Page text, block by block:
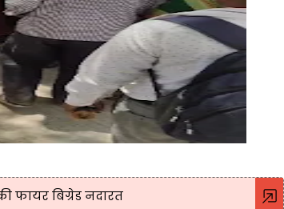
फायर बिग्रेड नदारत